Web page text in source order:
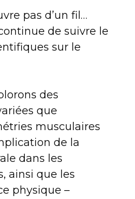
pas d’un fil…
de suivre le
sur le
des
que
musculaires
de la
dans les
ainsi que les
physique –